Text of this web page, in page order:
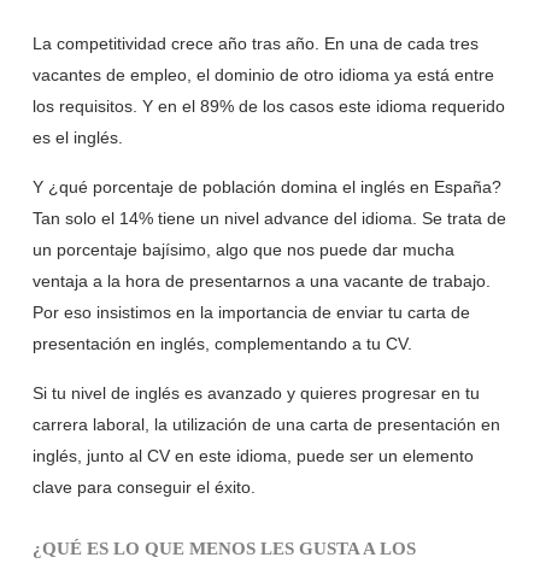
La competitividad crece año tras año. En una de cada tres
vacantes de empleo, el dominio de otro idioma ya está entre
los requisitos. Y en el 89% de los casos este idioma requerido
es el inglés.
Y ¿qué porcentaje de población domina el inglés en España?
Tan solo el 14% tiene un nivel advance del idioma. Se trata de
un porcentaje bajísimo, algo que nos puede dar mucha
ventaja a la hora de presentarnos a una vacante de trabajo.
Por eso insistimos en la importancia de enviar tu carta de
presentación en inglés, complementando a tu CV.
Si tu nivel de inglés es avanzado y quieres progresar en tu
carrera laboral, la utilización de una carta de presentación en
inglés, junto al CV en este idioma, puede ser un elemento
clave para conseguir el éxito.
¿QUÉ ES LO QUE MENOS LES GUSTA A LOS